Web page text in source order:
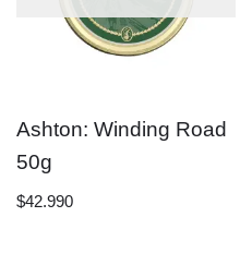
Ashton: Winding Road
50g
$42.990